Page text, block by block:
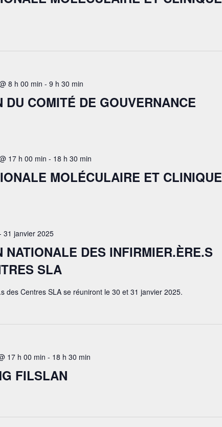
8 h 00 min - 9 h 30 min
DU COMITÉ DE GOUVERNANCE
17 h 00 min - 18 h 30 min
MOLÉCULAIRE ET CLINIQUE
31 janvier 2025
NATIONALE DES INFIRMIER.ÈRE.S
SLA
des Centres SLA se réuniront le 30 et 31 janvier 2025.
17 h 00 min - 18 h 30 min
FILSLAN